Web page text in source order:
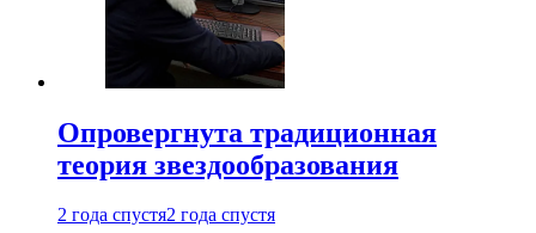
Опровергнута традиционная
теория звездообразования
2 года спустя2 года спустя